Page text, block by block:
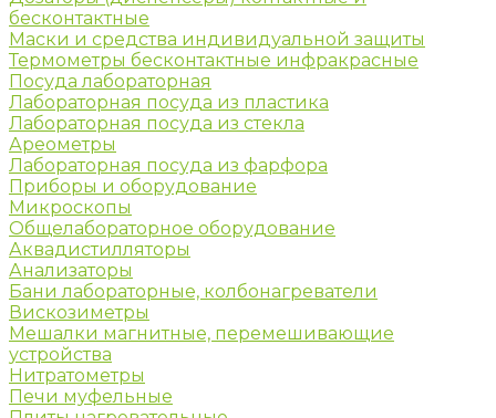
бесконтактные
Маски и средства индивидуальной защиты
Термометры бесконтактные инфракрасные
Посуда лабораторная
Лабораторная посуда из пластика
Лабораторная посуда из стекла
Ареометры
Лабораторная посуда из фарфора
Приборы и оборудование
Микроскопы
Общелабораторное оборудование
Аквадистилляторы
Анализаторы
Бани лабораторные, колбонагреватели
Вискозиметры
Мешалки магнитные, перемешивающие
устройства
Нитратометры
Печи муфельные